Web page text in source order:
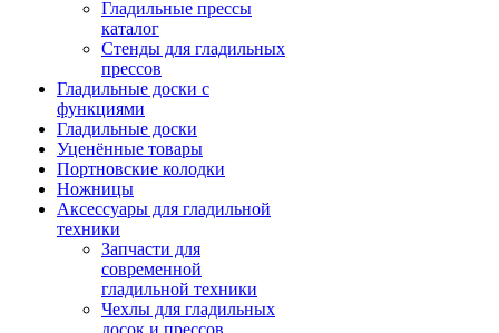
Гладильные прессы
каталог
Стенды для гладильных
прессов
Гладильные доски с
функциями
Гладильные доски
Уценённые товары
Портновские колодки
Ножницы
Аксессуары для гладильной
техники
Запчасти для
современной
гладильной техники
Чехлы для гладильных
досок и прессов